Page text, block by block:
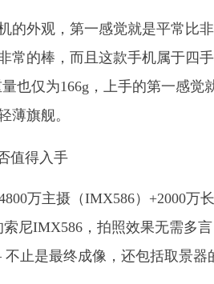
的外观，第一感觉就是平常比
的棒，而且这款手机属于四
也仅为166g，上手的第一感觉
薄旗舰。
万主摄（IMX586）+2000万
尼IMX586，拍照效果无需多
止是最终成像，还包括取景器